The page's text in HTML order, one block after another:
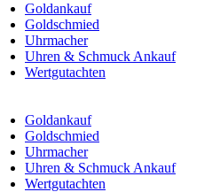
Goldankauf
Goldschmied
Uhrmacher
Uhren & Schmuck Ankauf
Wertgutachten
Goldankauf
Goldschmied
Uhrmacher
Uhren & Schmuck Ankauf
Wertgutachten